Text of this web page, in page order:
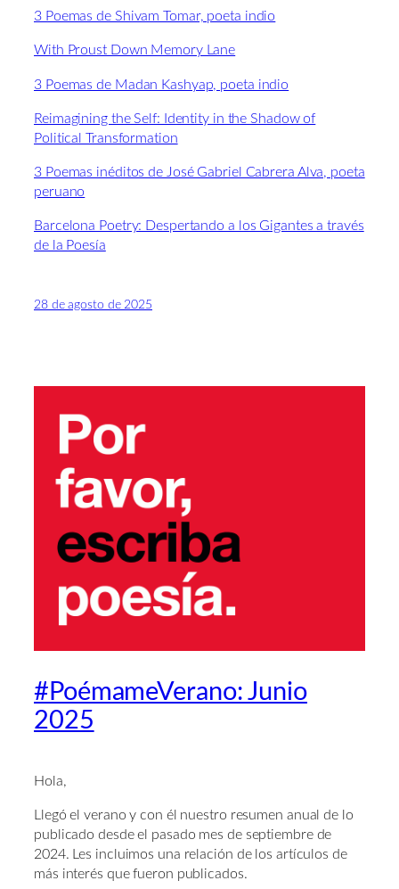
3 Poemas de Shivam Tomar, poeta indio
With Proust Down Memory Lane
3 Poemas de Madan Kashyap, poeta indio
Reimagining the Self: Identity in the Shadow of
Political Transformation
3 Poemas inéditos de José Gabriel Cabrera Alva, poeta
peruano
Barcelona Poetry: Despertando a los Gigantes a través
de la Poesía
28 de agosto de 2025
#PoémameVerano: Junio
2025
Hola,
Llegó el verano y con él nuestro resumen anual de lo
publicado desde el pasado mes de septiembre de
2024. Les incluimos una relación de los artículos de
más interés que fueron publicados.